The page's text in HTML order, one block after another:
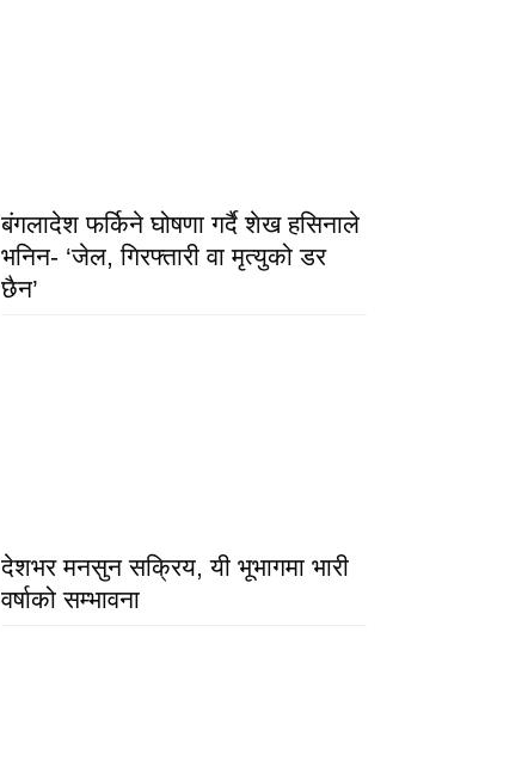
बंगलादेश फर्किने घोषणा गर्दै शेख हसिनाले
भनिन- ‘जेल, गिरफ्तारी वा मृत्युको डर
छैन’
देशभर मनसुन सक्रिय, यी भूभागमा भारी
वर्षाको सम्भावना